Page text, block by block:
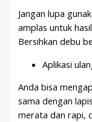
Jangan lupa
amplas untuk
Bersihkan debu
Aplikasi
Anda bisa
sama dengan
merata dan rapi,